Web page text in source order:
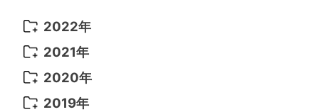
2022年
2022年 10月
2022年 9月
2022年 8月
2021年
2021年 12月
2021年 11月
2020年
2020年 8月
2019年